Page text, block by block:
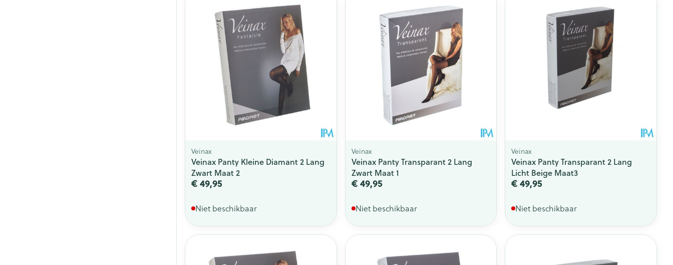
Veinax
Veinax Panty Kleine Diamant 2 Lang
Zwart Maat 2
€ 49,95
Niet beschikbaar
Veinax
Veinax Panty Transparant 2 Lang
Zwart Maat 1
€ 49,95
Niet beschikbaar
Veinax
Veinax Panty Transparant 2 Lang
Licht Beige Maat3
€ 49,95
Niet beschikbaar